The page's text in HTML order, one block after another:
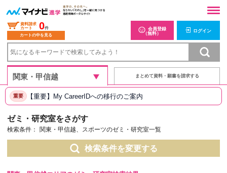
資料請求
カート
0件
カートの中を見る
会員登録
（無料）
ログイン
まとめて資料・願書を請求する
重要 【重要】My CareerIDへの移行のご案内
ゼミ・研究室をさがす
検索条件： 関東・甲信越、スポーツのゼミ・研究室一覧
検索条件を変更する